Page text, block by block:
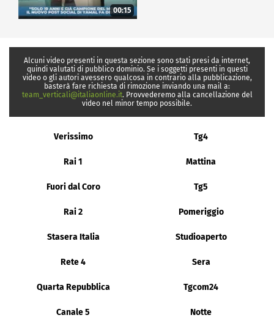
00:15
Alcuni video presenti in questa sezione sono stati presi da internet,
quindi valutati di pubblico dominio. Se i soggetti presenti in questi
video o gli autori avessero qualcosa in contrario alla pubblicazione,
basterà fare richiesta di rimozione inviando una mail a:
team_verticali@italiaonline.it. Provvederemo alla cancellazione del
video nel minor tempo possibile.
Verissimo Tg4
Rai 1 Mattina
Fuori dal Coro Tg5
Rai 2 Pomeriggio
Stasera Italia Studioaperto
Rete 4 Sera
Quarta Repubblica Tgcom24
Canale 5 Notte